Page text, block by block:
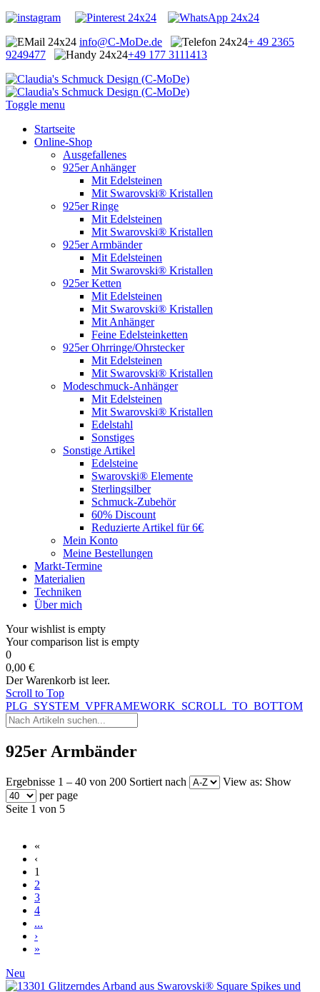
info@C-MoDe.de
+ 49 2365
9249477
+49 177 3111413
Toggle menu
Startseite
Online-Shop
Ausgefallenes
925er Anhänger
Mit Edelsteinen
Mit Swarovski® Kristallen
925er Ringe
Mit Edelsteinen
Mit Swarovski® Kristallen
925er Armbänder
Mit Edelsteinen
Mit Swarovski® Kristallen
925er Ketten
Mit Edelsteinen
Mit Swarovski® Kristallen
Mit Anhänger
Feine Edelsteinketten
925er Ohrringe/Ohrstecker
Mit Edelsteinen
Mit Swarovski® Kristallen
Modeschmuck-Anhänger
Mit Edelsteinen
Mit Swarovski® Kristallen
Edelstahl
Sonstiges
Sonstige Artikel
Edelsteine
Swarovski® Elemente
Sterlingsilber
Schmuck-Zubehör
60% Discount
Reduzierte Artikel für 6€
Mein Konto
Meine Bestellungen
Markt-Termine
Materialien
Techniken
Über mich
Your wishlist is empty
Your comparison list is empty
0
0,00 €
Der Warenkorb ist leer.
Scroll to Top
PLG_SYSTEM_VPFRAMEWORK_SCROLL_TO_BOTTOM
925er Armbänder
Ergebnisse 1 – 40 von 200 Sortiert nach View as: Show
per page
Seite 1 von 5
«
‹
1
2
3
4
...
›
»
Neu